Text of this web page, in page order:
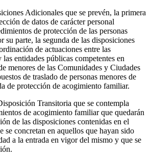
Adicionales que se prevén, la primera
de datos de carácter personal
de protección de las personas
su parte, la segunda de las disposiciones
de actuaciones entre las
entidades públicas competentes en
menores de las Comunidades y Ciudades
de traslado de personas menores de
de protección de acogimiento familiar.
Transitoria que se contempla
de acogimiento familiar que quedarán
de las disposiciones contenidas en el
se concretan en aquellos que hayan sido
a la entrada en vigor del mismo y que se